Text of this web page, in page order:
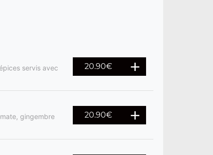
servis avec
20.90€
gingembre
20.90€